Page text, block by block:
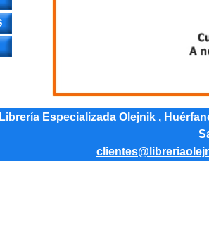
Librería Especializada Olejnik ,